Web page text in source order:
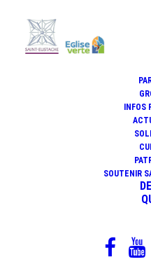
INFOS
SOUTENIR
Méditation
Mérienne, 27
27 novembre